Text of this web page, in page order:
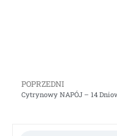
POPRZEDNI